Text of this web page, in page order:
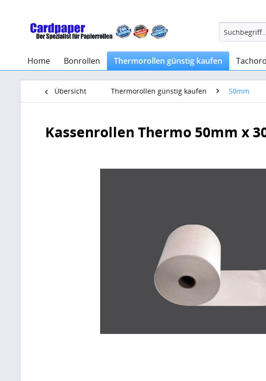
Home Bonrollen Thermorollen günstig kaufen
Übersicht Thermorollen günstig kaufen 50mm
Kassenrollen Thermo 50mm x